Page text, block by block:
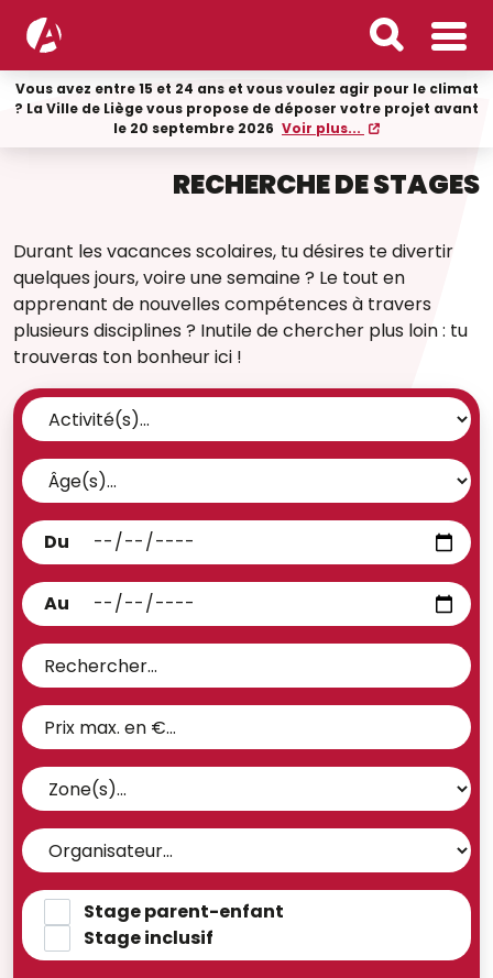
Vous avez entre 15 et 24 ans et vous voulez agir pour le climat
? La Ville de Liège vous propose de déposer votre projet avant
le 20 septembre 2026 Voir plus...
RECHERCHE DE STAGES
Durant les vacances scolaires, tu désires te divertir
quelques jours, voire une semaine ? Le tout en
apprenant de nouvelles compétences à travers
plusieurs disciplines ? Inutile de chercher plus loin : tu
trouveras ton bonheur ici !
Du
Au
Stage parent-enfant
Stage inclusif